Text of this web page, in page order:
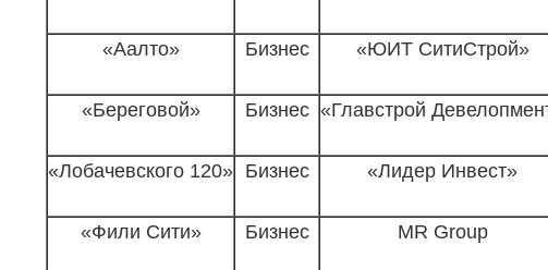
«Аалто» Бизнес «ЮИТ СитиСтрой»
«Береговой» Бизнес «Главстрой
«Лобачевского 120» Бизнес «Лидер Инвест»
«Фили Сити» Бизнес MR Group